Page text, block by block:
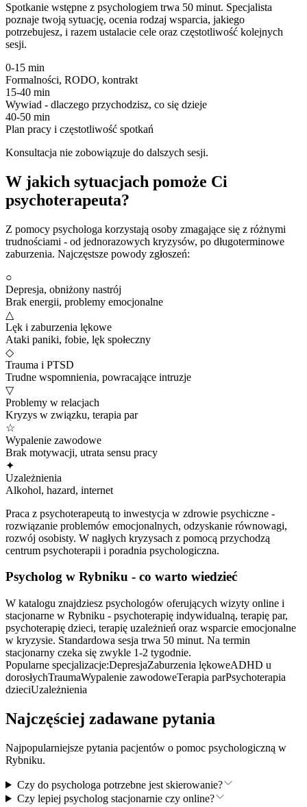
Spotkanie wstępne z psychologiem trwa 50 minut. Specjalista
poznaje twoją sytuację, ocenia rodzaj wsparcia, jakiego
potrzebujesz, i razem ustalacie cele oraz częstotliwość kolejnych
sesji.
0-15 min
Formalności, RODO, kontrakt
15-40 min
Wywiad - dlaczego przychodzisz, co się dzieje
40-50 min
Plan pracy i częstotliwość spotkań
Konsultacja nie zobowiązuje do dalszych sesji.
W jakich sytuacjach pomoże Ci
psychoterapeuta?
Z pomocy psychologa korzystają osoby zmagające się z różnymi
trudnościami - od jednorazowych kryzysów, po długoterminowe
zaburzenia. Najczęstsze powody zgłoszeń:
○
Depresja, obniżony nastrój
Brak energii, problemy emocjonalne
△
Lęk i zaburzenia lękowe
Ataki paniki, fobie, lęk społeczny
◇
Trauma i PTSD
Trudne wspomnienia, powracające intruzje
▽
Problemy w relacjach
Kryzys w związku, terapia par
☆
Wypalenie zawodowe
Brak motywacji, utrata sensu pracy
✦
Uzależnienia
Alkohol, hazard, internet
Praca z psychoterapeutą to inwestycja w zdrowie psychiczne -
rozwiązanie problemów emocjonalnych, odzyskanie równowagi,
rozwój osobisty. W nagłych kryzysach z pomocą przychodzą
centrum psychoterapii i poradnia psychologiczna.
Psycholog w Rybniku - co warto wiedzieć
W katalogu znajdziesz psychologów oferujących wizyty online i
stacjonarne w Rybniku - psychoterapię indywidualną, terapię par,
psychoterapię dzieci, terapię uzależnień oraz wsparcie emocjonalne
w kryzysie. Standardowa sesja trwa 50 minut. Na termin
stacjonarny czeka się zwykle 1-2 tygodnie.
Popularne specjalizacje:DepresjaZaburzenia lękoweADHD u
dorosłychTraumaWypalenie zawodoweTerapia parPsychoterapia
dzieciUzależnienia
Najczęściej zadawane pytania
Najpopularniejsze pytania pacjentów o pomoc psychologiczną w
Rybniku.
Czy do psychologa potrzebne jest skierowanie?
Czy lepiej psycholog stacjonarnie czy online?